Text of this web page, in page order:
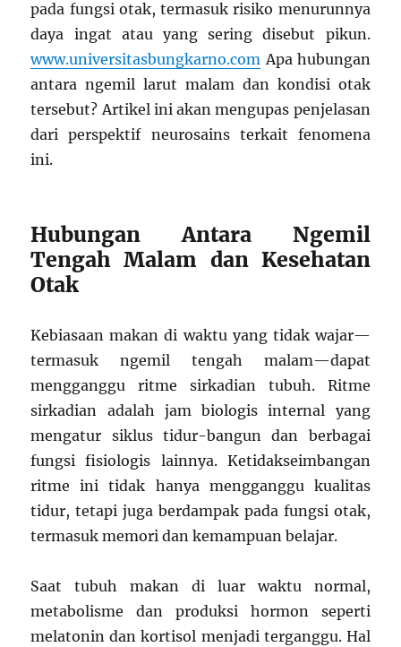
pada fungsi otak, termasuk risiko menurunnya
daya ingat atau yang sering disebut pikun.
www.universitasbungkarno.com Apa hubungan
antara ngemil larut malam dan kondisi otak
tersebut? Artikel ini akan mengupas penjelasan
dari perspektif neurosains terkait fenomena
ini.
Hubungan Antara Ngemil
Tengah Malam dan Kesehatan
Otak
Kebiasaan makan di waktu yang tidak wajar—
termasuk ngemil tengah malam—dapat
mengganggu ritme sirkadian tubuh. Ritme
sirkadian adalah jam biologis internal yang
mengatur siklus tidur-bangun dan berbagai
fungsi fisiologis lainnya. Ketidakseimbangan
ritme ini tidak hanya mengganggu kualitas
tidur, tetapi juga berdampak pada fungsi otak,
termasuk memori dan kemampuan belajar.
Saat tubuh makan di luar waktu normal,
metabolisme dan produksi hormon seperti
melatonin dan kortisol menjadi terganggu. Hal